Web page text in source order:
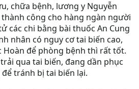
chữa bệnh, lương y Nguyễn
công cho hàng ngàn người
các chi bằng bài thuốc An Cung
nhân có nguy cơ tai biến cao,
Hoàn để phòng bệnh thì rất tốt.
qua tai biến, đang dần phục
tránh bị tai biến lại.